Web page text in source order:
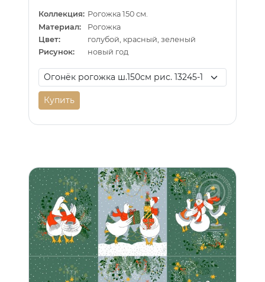
Коллекция: Рогожка 150 см.
Материал:
Рогожка
Цвет:
голубой, красный, зеленый
Рисунок:
новый год
Купить